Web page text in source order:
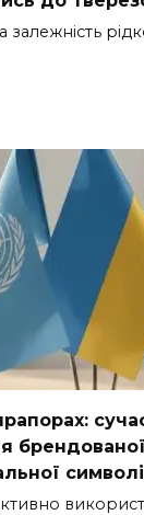
залежність